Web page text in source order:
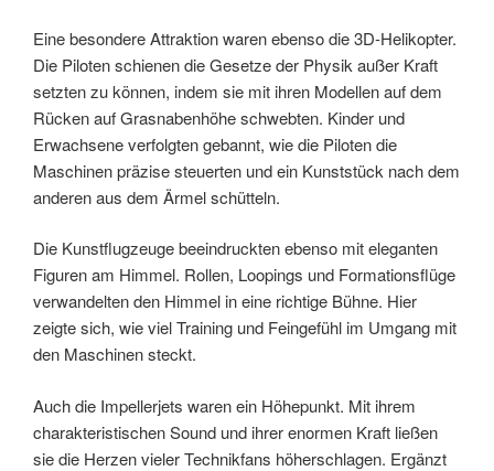
Eine besondere Attraktion waren ebenso die 3D-Helikopter.
Die Piloten schienen die Gesetze der Physik außer Kraft
setzten zu können, indem sie mit ihren Modellen auf dem
Rücken auf Grasnabenhöhe schwebten. Kinder und
Erwachsene verfolgten gebannt, wie die Piloten die
Maschinen präzise steuerten und ein Kunststück nach dem
anderen aus dem Ärmel schütteln.
Die Kunstflugzeuge beeindruckten ebenso mit eleganten
Figuren am Himmel. Rollen, Loopings und Formationsflüge
verwandelten den Himmel in eine richtige Bühne. Hier
zeigte sich, wie viel Training und Feingefühl im Umgang mit
den Maschinen steckt.
Auch die Impellerjets waren ein Höhepunkt. Mit ihrem
charakteristischen Sound und ihrer enormen Kraft ließen
sie die Herzen vieler Technikfans höherschlagen. Ergänzt